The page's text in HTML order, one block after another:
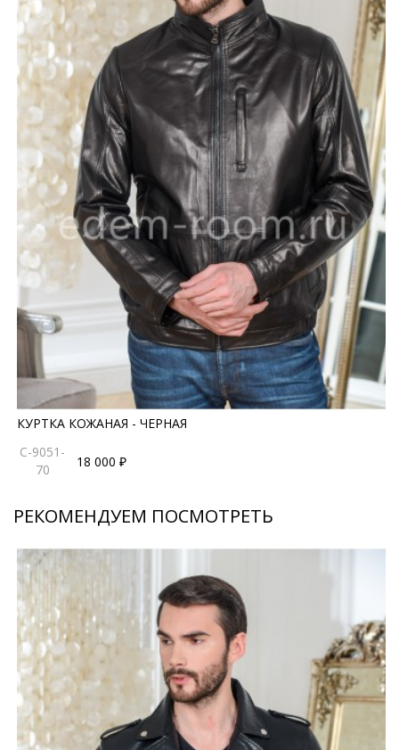
КУРТКА КОЖАНАЯ - ЧЕРНАЯ
C-9051-
70
18 000 ₽
РЕКОМЕНДУЕМ ПОСМОТРЕТЬ